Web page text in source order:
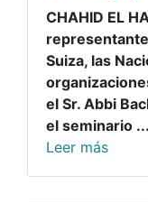
CHAHID EL
representante
Suiza, las
el Sr. Abbi
el seminario ...
Leer más